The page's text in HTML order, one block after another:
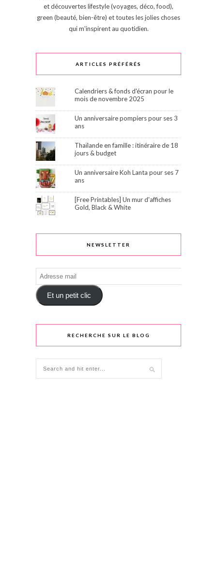
et découvertes lifestyle (voyages, déco, food),
green (beauté, bien-être) et toutes les jolies choses
qui m'inspirent au quotidien.
ARTICLES PRÉFÉRÉS
Calendriers & fonds d'écran pour le
mois de novembre 2025
Un anniversaire pompiers pour ses 3
ans
Thaïlande en famille : itinéraire de 18
jours & budget
Un anniversaire Koh Lanta pour ses 7
ans
[Free Printables] Un mur d'affiches
Gold, Black & White
NEWSLETTER
Adresse
mail
Et un petit clic
RECHERCHE SUR LE BLOG